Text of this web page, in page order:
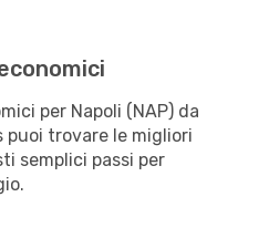
per Napoli (NAP) da
puoi trovare le migliori
semplici passi per